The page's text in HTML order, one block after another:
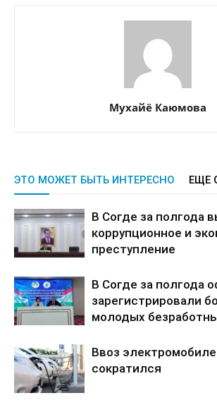
Мухайё Каюмова
ЭТО МОЖЕТ БЫТЬ ИНТЕРЕСНО ЕЩЕ
В Согде за полгода
коррупционное и
преступление
В Согде за полгода
зарегистрировали
молодых
Ввоз
сократился